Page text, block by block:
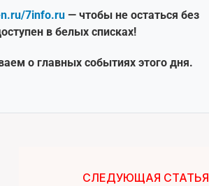
7info.ru — чтобы не остаться без
в белых списках!
о главных событиях этого дня.
СЛЕДУЮЩАЯ СТАТЬЯ